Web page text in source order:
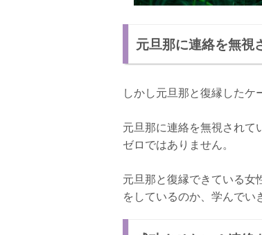
元旦那に連絡を無視
しかし元旦那と復縁したケ
元旦那に連絡を無視されて
ゼロではありません。
元旦那と復縁できている女
をしているのか、学んでい